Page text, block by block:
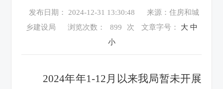
发布日期： 2024-12-31 13:30:48
来源：住房和城
乡建设局
浏览次数： 899 次 文章字号： 大 中
小
2024年年1-12月以来我局暂未开展